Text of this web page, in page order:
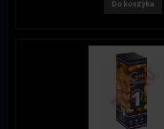
Do koszyka